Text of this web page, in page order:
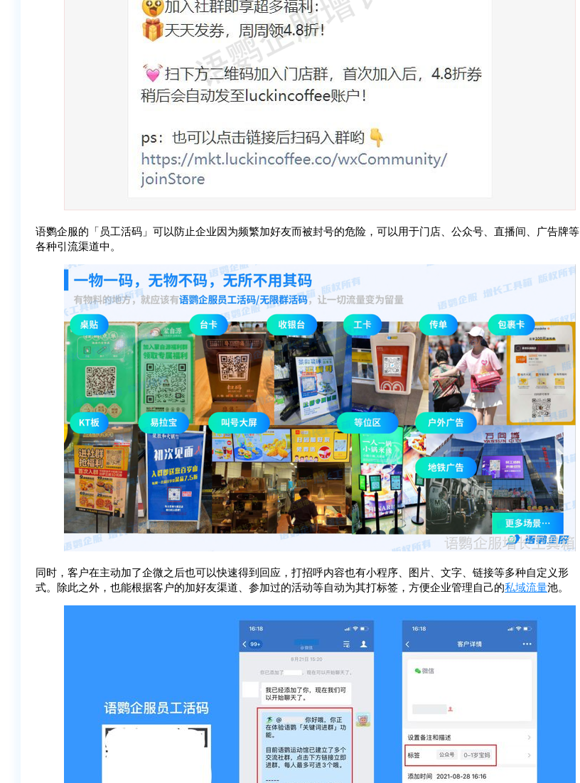
语鹦企服的「员工活码」可以防止企业因为频繁加好友而被封号的危险，可以用于门店、公众号、直播间、广告牌等
各种引流渠道中。
同时，客户在主动加了企微之后也可以快速得到回应，打招呼内容也有小程序、图片、文字、链接等多种自定义形
式。除此之外，也能根据客户的加好友渠道、参加过的活动等自动为其打标签，方便企业管理自己的私域流量池。